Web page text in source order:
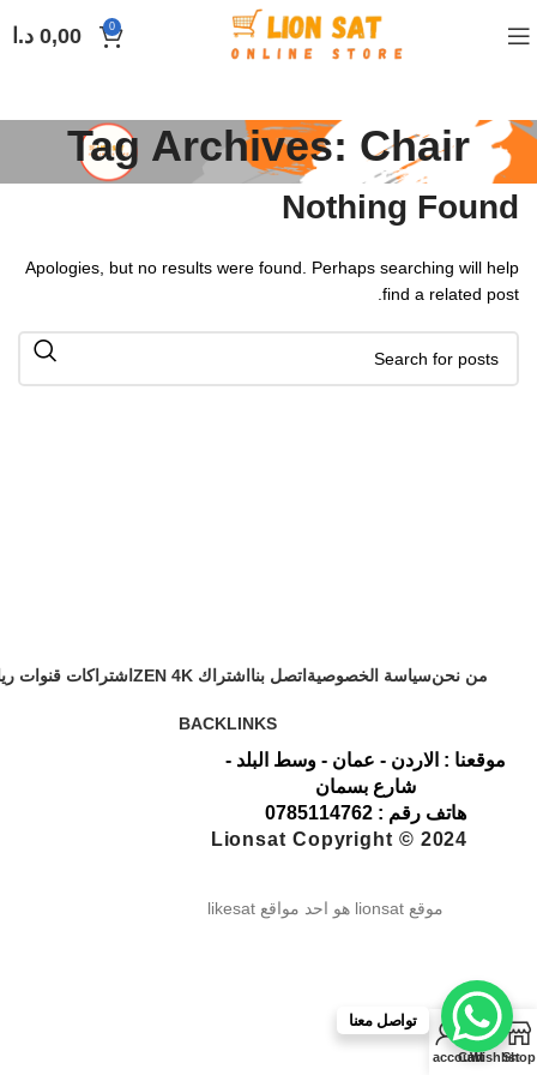
0
0,00 د.ا
Tag Archives: Chair
Nothing Found
Apologies, but no results were found. Perhaps searching will help
find a related post.
من نحنسياسة الخصوصية اتصل بنا اشتراك ZEN 4K اشتراكات قنوات
BACKLINKS
موقعنا : الاردن - عمان - وسط البلد -
شارع بسمان
هاتف رقم : 0785114762
Lionsat Copyright © 2024
موقع lionsat هو احد مواقع likesat
تواصل معنا
Shop
Wishlist
0
Cart
My account